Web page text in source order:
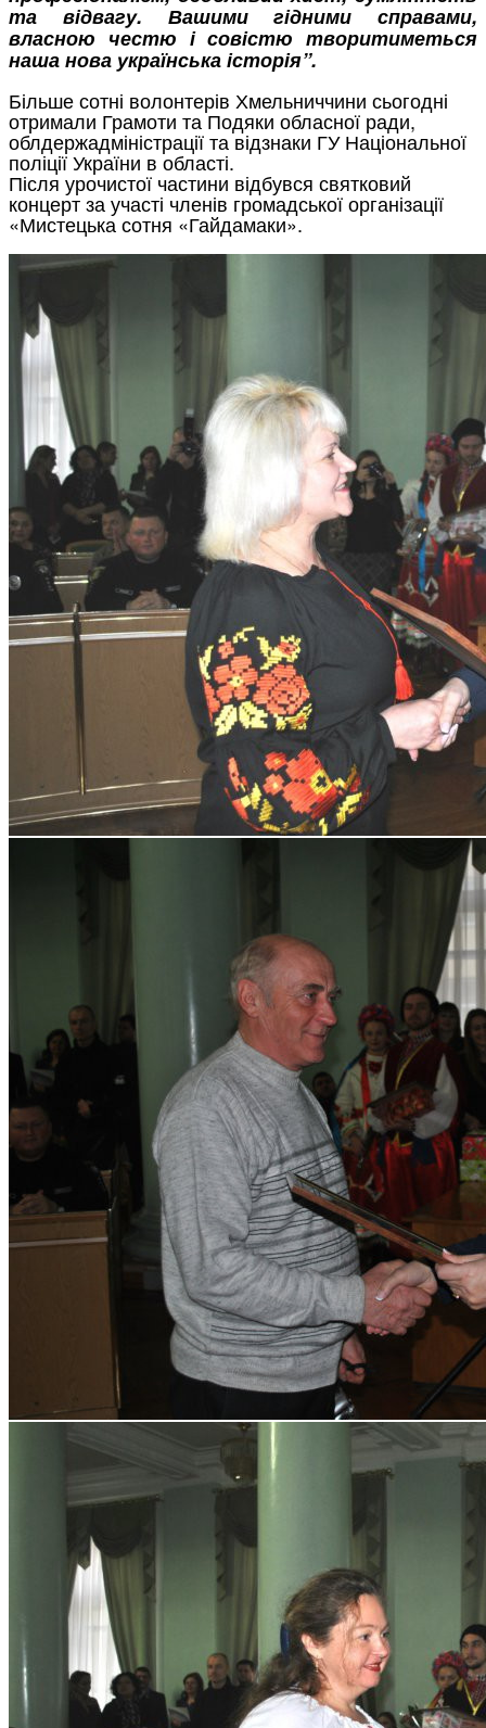
та відвагу. Вашими гідними справами,
власною честю і совістю творитиметься
наша нова українська історія”.
Більше сотні волонтерів Хмельниччини сьогодні
отримали Грамоти та Подяки обласної ради,
облдержадміністрації та відзнаки ГУ Національної
поліції України в області.
Після урочистої частини відбувся святковий
концерт за участі членів громадської організації
«Мистецька сотня «Гайдамаки».